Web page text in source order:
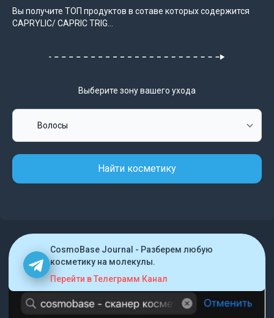
Вы получите ТОП продуктов в сотаве которых содержится
CAPRYLIC/ CAPRIC TRIG...
Выберите зону вашего ухода
Найти косметику
CosmoBase Journal - Разберем любую
косметику на молекулы.
Перейти в Телеграмм Канал